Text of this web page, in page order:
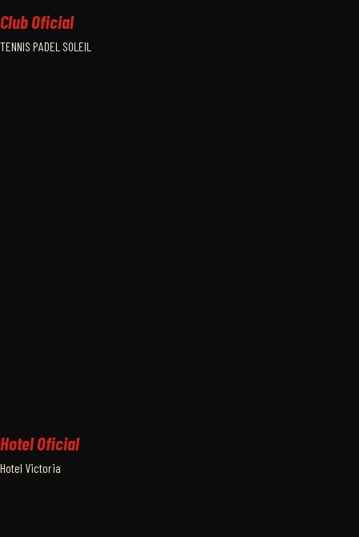
Club Oficial
TENNIS PADEL SOLEIL
Hotel Oficial
Hotel Victoria